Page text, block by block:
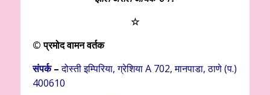
☆
© प्रमोद वामन वर्तक
संपर्क –दोस्ती इम्पिरिया, ग्रेशिया A 702, मानपाडा, ठाणे (प.)
400610